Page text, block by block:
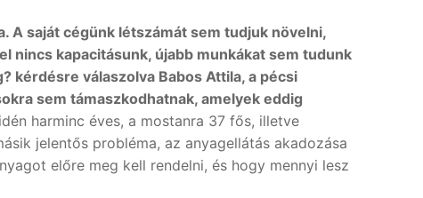
A saját cégünk létszámát sem tudjuk növelni,
nincs kapacitásunk, újabb munkákat sem tudunk
kérdésre válaszolva Babos Attila, a pécsi
sem támaszkodhatnak, amelyek eddig
harminc éves, a mostanra 37 fős, illetve
jelentős probléma, az anyagellátás akadozása
előre meg kell rendelni, és hogy mennyi lesz